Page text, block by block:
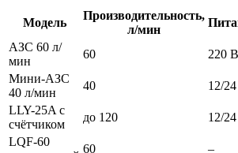
Модель
Производительность,
л/мин
АЗС 60 л/
мин
60 220 В
Мини-АЗС
40 л/мин
40 12/
LLY-25A с
счётчиком
до 120 12/
LQF-60
60 –